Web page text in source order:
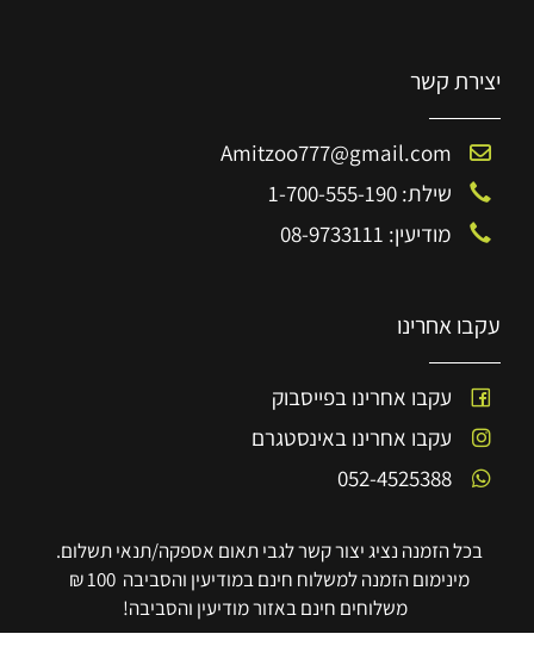
יצירת קשר
Amitzoo777@gmail.com
שילת: 1-700-555-190
מודיעין: 08-9733111
עקבו אחרינו
עקבו אחרינו בפייסבוק
עקבו אחרינו באינסטגרם
052-4525388
בכל הזמנה נציג יצור קשר לגבי תאום אספקה/תנאי תשלום.
מינימום הזמנה למשלוח חינם במודיעין והסביבה 100 ₪
משלוחים חינם באזור מודיעין והסביבה!